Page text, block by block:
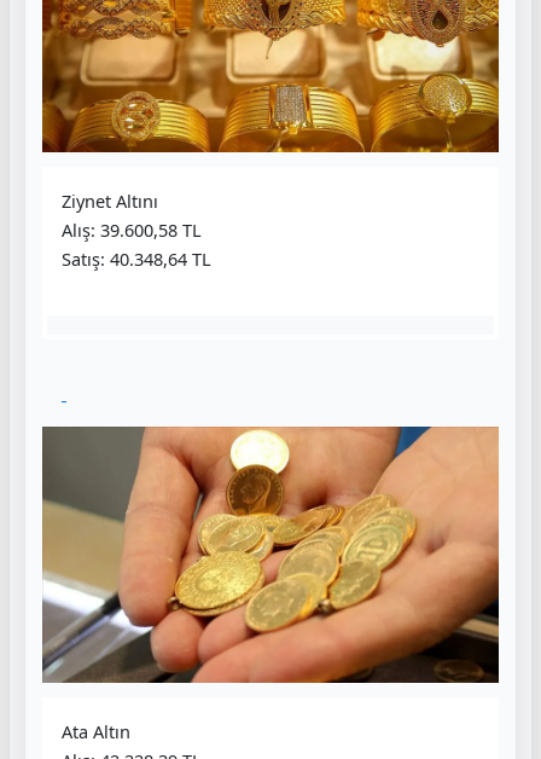
Ziynet Altını
Alış: 39.600,58 TL
Satış: 40.348,64 TL
Ata Altın